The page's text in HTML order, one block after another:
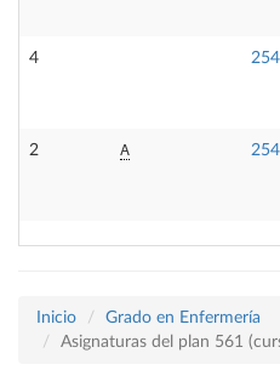
4
2 A
Inicio
Grado en Enfermería
Asignaturas del plan 561